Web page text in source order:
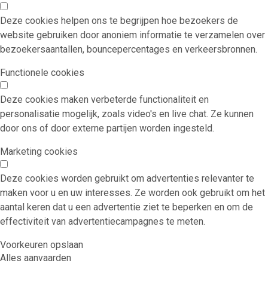
Deze cookies helpen ons te begrijpen hoe bezoekers de
website gebruiken door anoniem informatie te verzamelen over
bezoekersaantallen, bouncepercentages en verkeersbronnen.
Functionele cookies
Deze cookies maken verbeterde functionaliteit en
personalisatie mogelijk, zoals video's en live chat. Ze kunnen
door ons of door externe partijen worden ingesteld.
Marketing cookies
Deze cookies worden gebruikt om advertenties relevanter te
maken voor u en uw interesses. Ze worden ook gebruikt om het
aantal keren dat u een advertentie ziet te beperken en om de
effectiviteit van advertentiecampagnes te meten.
Voorkeuren opslaan
Alles aanvaarden